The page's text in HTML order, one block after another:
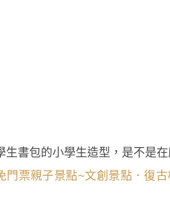
書包的小學生造型，是不是在